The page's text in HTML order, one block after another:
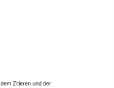
dem Zitieren und der